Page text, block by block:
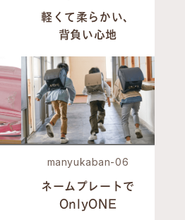
軽くて柔らかい、
背負い心地
manyukaban-06
ネームプレートで
OnlyONE